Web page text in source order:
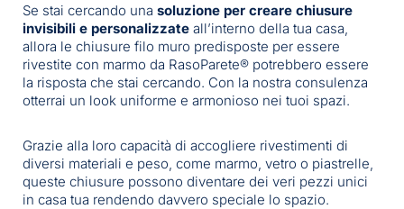
Se stai cercando una soluzione per creare chiusure
invisibili e personalizzate all’interno della tua casa,
allora le chiusure filo muro predisposte per essere
rivestite con marmo da RasoParete® potrebbero essere
la risposta che stai cercando. Con la nostra consulenza
otterrai un look uniforme e armonioso nei tuoi spazi.
Grazie alla loro capacità di accogliere rivestimenti di
diversi materiali e peso, come marmo, vetro o piastrelle,
queste chiusure possono diventare dei veri pezzi unici
in casa tua rendendo davvero speciale lo spazio.